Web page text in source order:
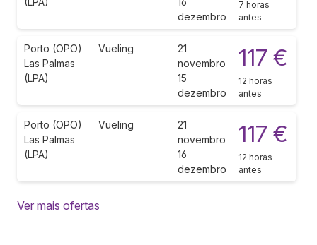
dezembro
7 horas
antes
Porto (OPO)
Las Palmas
(LPA)
Vueling
21
novembro
15
dezembro
117 €
12 horas
antes
Porto (OPO)
Las Palmas
(LPA)
Vueling
21
novembro
16
dezembro
117 €
12 horas
antes
Ver mais ofertas